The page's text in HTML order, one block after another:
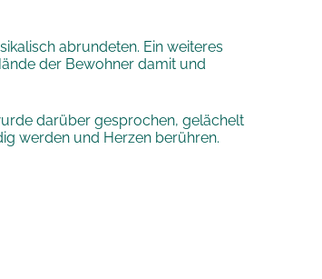
abrundeten. Ein weiteres
der Bewohner damit und
darüber gesprochen, gelächelt
werden und Herzen berühren.